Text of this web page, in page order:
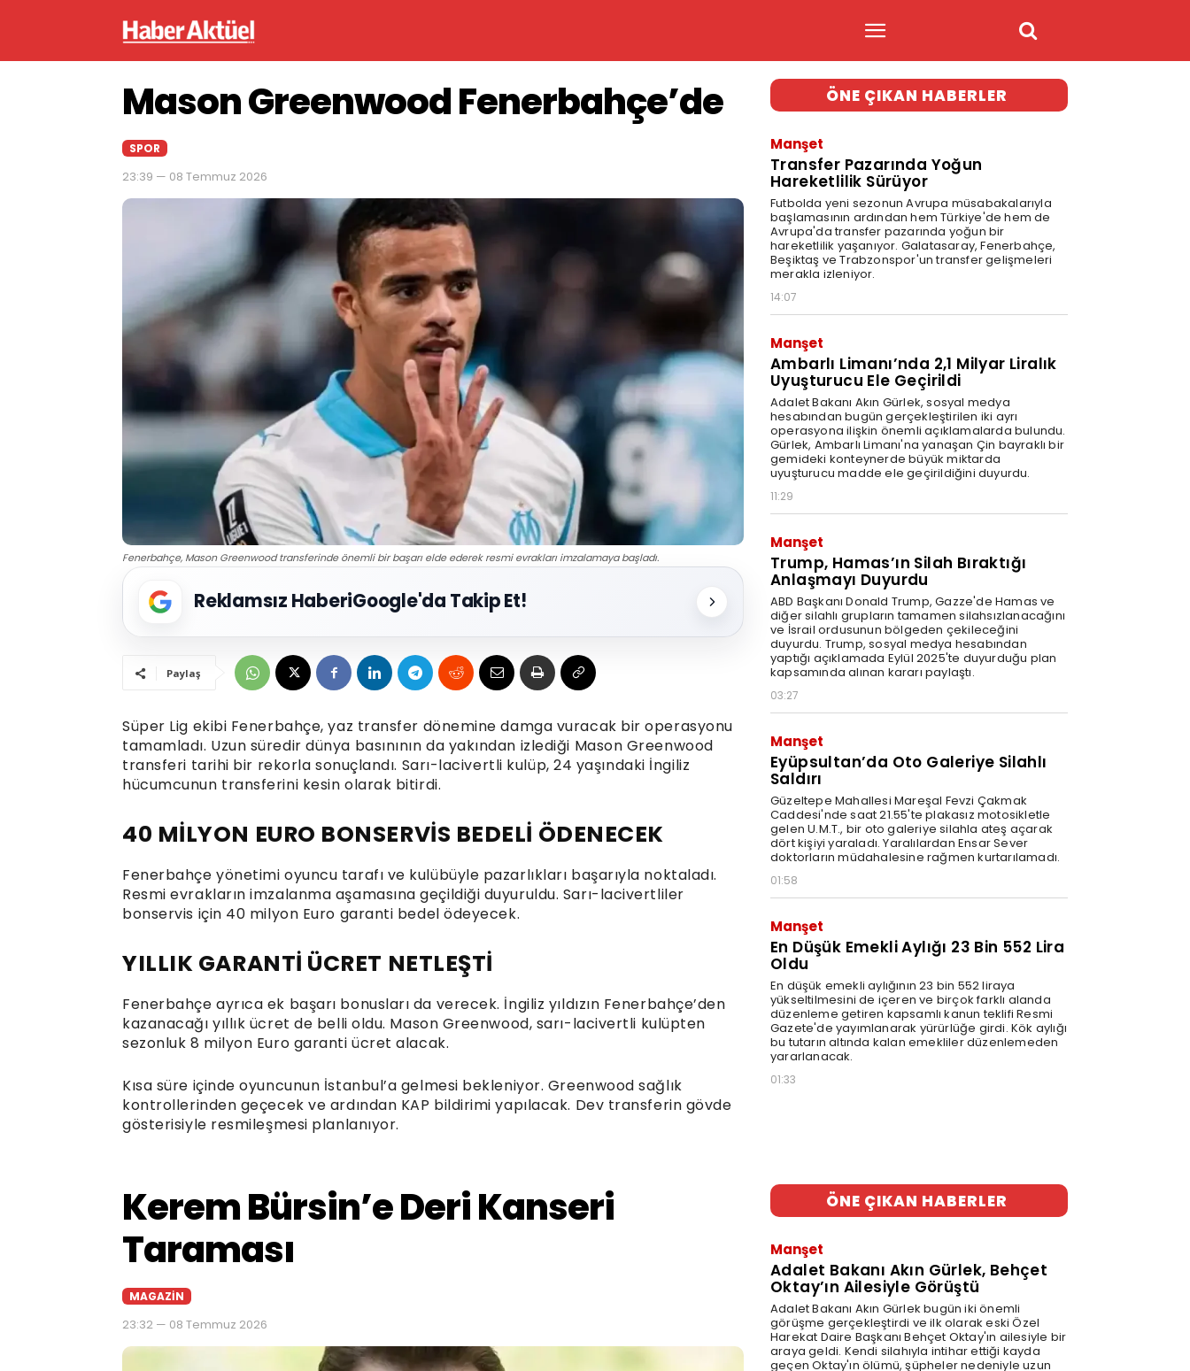
Mason Greenwood Fenerbahçe’de
SPOR
23:39 — 08 Temmuz 2026
Fenerbahçe, Mason Greenwood transferinde önemli bir başarı elde ederek resmi evrakları imzalamaya başladı.
Reklamsız HaberiGoogle'da Takip Et!
Paylaş
Süper Lig ekibi Fenerbahçe, yaz transfer dönemine damga vuracak bir operasyonu
tamamladı. Uzun süredir dünya basınının da yakından izlediği Mason Greenwood
transferi tarihi bir rekorla sonuçlandı. Sarı-lacivertli kulüp, 24 yaşındaki İngiliz
hücumcunun transferini kesin olarak bitirdi.
40 MİLYON EURO BONSERVİS BEDELİ ÖDENECEK
Fenerbahçe yönetimi oyuncu tarafı ve kulübüyle pazarlıkları başarıyla noktaladı.
Resmi evrakların imzalanma aşamasına geçildiği duyuruldu. Sarı-lacivertliler
bonservis için 40 milyon Euro garanti bedel ödeyecek.
YILLIK GARANTİ ÜCRET NETLEŞTİ
Fenerbahçe ayrıca ek başarı bonusları da verecek. İngiliz yıldızın Fenerbahçe’den
kazanacağı yıllık ücret de belli oldu. Mason Greenwood, sarı-lacivertli kulüpten
sezonluk 8 milyon Euro garanti ücret alacak.
Kısa süre içinde oyuncunun İstanbul’a gelmesi bekleniyor. Greenwood sağlık
kontrollerinden geçecek ve ardından KAP bildirimi yapılacak. Dev transferin gövde
gösterisiyle resmileşmesi planlanıyor.
ÖNE ÇIKAN HABERLER
Manşet
Transfer Pazarında Yoğun
Hareketlilik Sürüyor
Futbolda yeni sezonun Avrupa müsabakalarıyla
başlamasının ardından hem Türkiye'de hem de
Avrupa'da transfer pazarında yoğun bir
hareketlilik yaşanıyor. Galatasaray, Fenerbahçe,
Beşiktaş ve Trabzonspor'un transfer gelişmeleri
merakla izleniyor.
14:07
Manşet
Ambarlı Limanı’nda 2,1 Milyar Liralık
Uyuşturucu Ele Geçirildi
Adalet Bakanı Akın Gürlek, sosyal medya
hesabından bugün gerçekleştirilen iki ayrı
operasyona ilişkin önemli açıklamalarda bulundu.
Gürlek, Ambarlı Limanı'na yanaşan Çin bayraklı bir
gemideki konteynerde büyük miktarda
uyuşturucu madde ele geçirildiğini duyurdu.
11:29
Manşet
Trump, Hamas’ın Silah Bıraktığı
Anlaşmayı Duyurdu
ABD Başkanı Donald Trump, Gazze'de Hamas ve
diğer silahlı grupların tamamen silahsızlanacağını
ve İsrail ordusunun bölgeden çekileceğini
duyurdu. Trump, sosyal medya hesabından
yaptığı açıklamada Eylül 2025'te duyurduğu plan
kapsamında alınan kararı paylaştı.
03:27
Manşet
Eyüpsultan’da Oto Galeriye Silahlı
Saldırı
Güzeltepe Mahallesi Mareşal Fevzi Çakmak
Caddesi'nde saat 21.55'te plakasız motosikletle
gelen U.M.T., bir oto galeriye silahla ateş açarak
dört kişiyi yaraladı. Yaralılardan Ensar Sever
doktorların müdahalesine rağmen kurtarılamadı.
01:58
Manşet
En Düşük Emekli Aylığı 23 Bin 552 Lira
Oldu
En düşük emekli aylığının 23 bin 552 liraya
yükseltilmesini de içeren ve birçok farklı alanda
düzenleme getiren kapsamlı kanun teklifi Resmi
Gazete'de yayımlanarak yürürlüğe girdi. Kök aylığı
bu tutarın altında kalan emekliler düzenlemeden
yararlanacak.
01:33